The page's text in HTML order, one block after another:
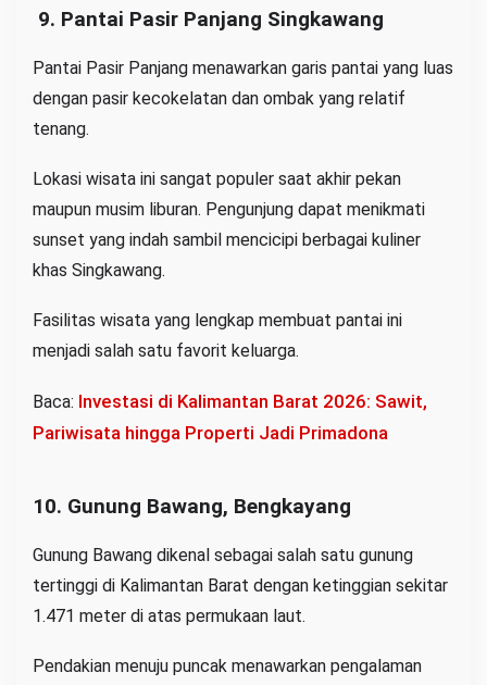
9. Pantai Pasir Panjang Singkawang
Pantai Pasir Panjang menawarkan garis pantai yang luas
dengan pasir kecokelatan dan ombak yang relatif
tenang.
Lokasi wisata ini sangat populer saat akhir pekan
maupun musim liburan. Pengunjung dapat menikmati
sunset yang indah sambil mencicipi berbagai kuliner
khas Singkawang.
Fasilitas wisata yang lengkap membuat pantai ini
menjadi salah satu favorit keluarga.
Baca: Investasi di Kalimantan Barat 2026: Sawit,
Pariwisata hingga Properti Jadi Primadona
10. Gunung Bawang, Bengkayang
Gunung Bawang dikenal sebagai salah satu gunung
tertinggi di Kalimantan Barat dengan ketinggian sekitar
1.471 meter di atas permukaan laut.
Pendakian menuju puncak menawarkan pengalaman